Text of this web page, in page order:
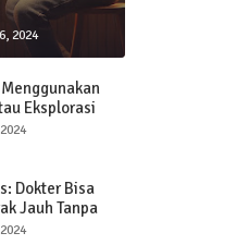
2024
Eksplorasi
Dokter Bisa
Jauh Tanpa